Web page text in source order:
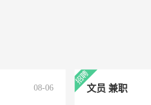
08-06 文员 兼职